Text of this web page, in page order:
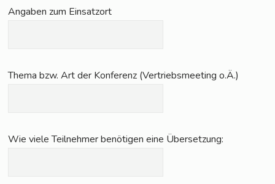
Anga­ben zum Einsatzort
The­ma bzw. Art der Kon­fe­renz (Ver­triebs­mee­ting o.Ä.)
Wie vie­le Teil­neh­mer benö­ti­gen eine Übersetzung: